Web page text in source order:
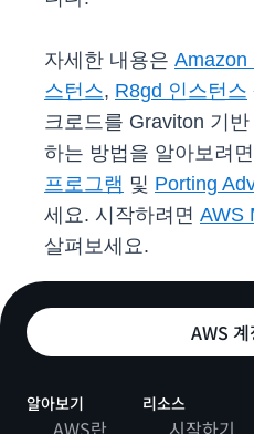
자세한 내용은 Amazon
스턴스, R8gd 인스턴스
크로드를 Graviton 기
하는 방법을 알아보려면
프로그램 및 Porting
세요. 시작하려면 AWS
살펴보세요.
AWS
알아보기 리소스